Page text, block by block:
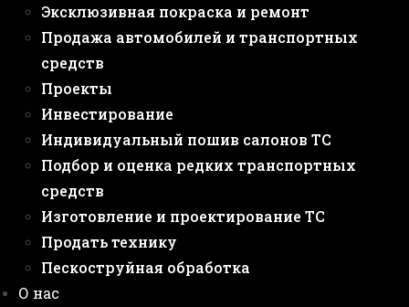
Эксклюзивная покраска и ремонт
Продажа автомобилей и транспортных
средств
Проекты
Инвестирование
Индивидуальный пошив салонов ТС
Подбор и оценка редких транспортных
средств
Изготовление и проектирование ТС
Продать технику
Пескоструйная обработка
О нас